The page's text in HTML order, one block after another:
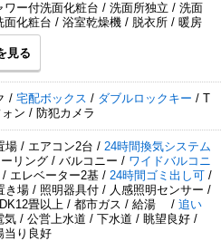
ワー付洗面化粧台 / 洗面所独立 / 洗面
面化粧台 / 浴室乾燥機 / 脱衣所 / 暖房
見る
/ 宅配ボックス / ダブルロックキー / T
ン / 防犯カメラ
場 / エアコン2台 / 24時間換気システム
リング / バルコニー / ワイドバルコニ
エレベーター2基 / 24時間ゴミ出し可 /
き場 / 照明器具付 / 人感照明センサー /
畳以上 / 都市ガス / 給湯 / 追い
気 / 公営上水道 / 下水道 / 眺望良好 /
当り良好